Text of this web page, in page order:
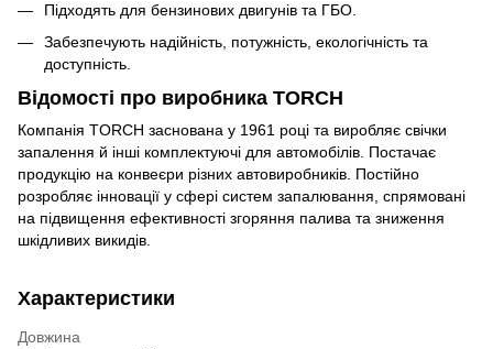
Підходять для бензинових двигунів та ГБО.
Забезпечують надійність, потужність, екологічність та
доступність.
Відомості про виробника TORCH
Компанія TORCH заснована у 1961 році та виробляє свічки
запалення й інші комплектуючі для автомобілів. Постачає
продукцію на конвеєри різних автовиробників. Постійно
розробляє інновації у сфері систем запалювання, спрямовані
на підвищення ефективності згоряння палива та зниження
шкідливих викидів.
Характеристики
Довжина